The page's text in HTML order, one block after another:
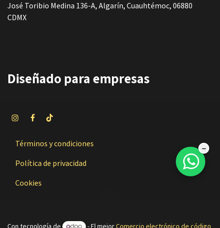
José Toribio Medina 136-A, Algarín, Cuauhtémoc, 06880
CDMX
−
Diseñado para empresas
Términos y condiciones
Política de privacidad
Cookies
Con tecnología de - El mejorComercio electrónico de código